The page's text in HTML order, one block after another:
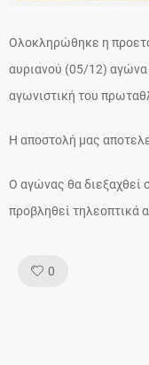
Ολοκληρώθηκε η
αυριανού (05/12) αγώνα
αγωνιστική του
Η αποστολή μας
Ο αγώνας θα διεξαχθεί
προβληθεί τηλεοπτικά
0